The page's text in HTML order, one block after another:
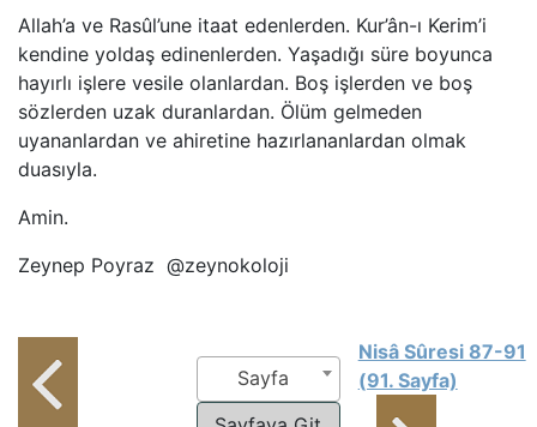
Allah’a ve Rasûl’une itaat edenlerden. Kur’ân-ı Kerim’i
kendine yoldaş edinenlerden. Yaşadığı süre boyunca
hayırlı işlere vesile olanlardan. Boş işlerden ve boş
sözlerden uzak duranlardan. Ölüm gelmeden
uyananlardan ve ahiretine hazırlananlardan olmak
duasıyla.
Amin.
Zeynep Poyraz @zeynokoloji
Sayfa
Nisâ Sûresi 87-91
(91. Sayfa)